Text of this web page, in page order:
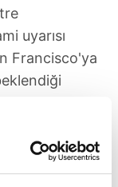
uyarısı
Francisco'ya